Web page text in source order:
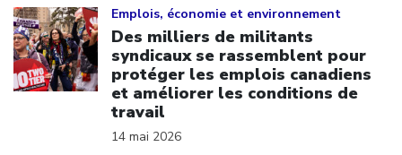
Emplois, économie et environnement
Des milliers de militants
syndicaux se rassemblent pour
protéger les emplois canadiens
et améliorer les conditions de
travail
14 mai 2026